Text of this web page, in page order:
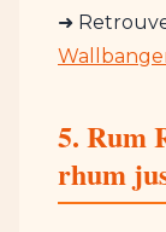
➜
5. Rum
rhum